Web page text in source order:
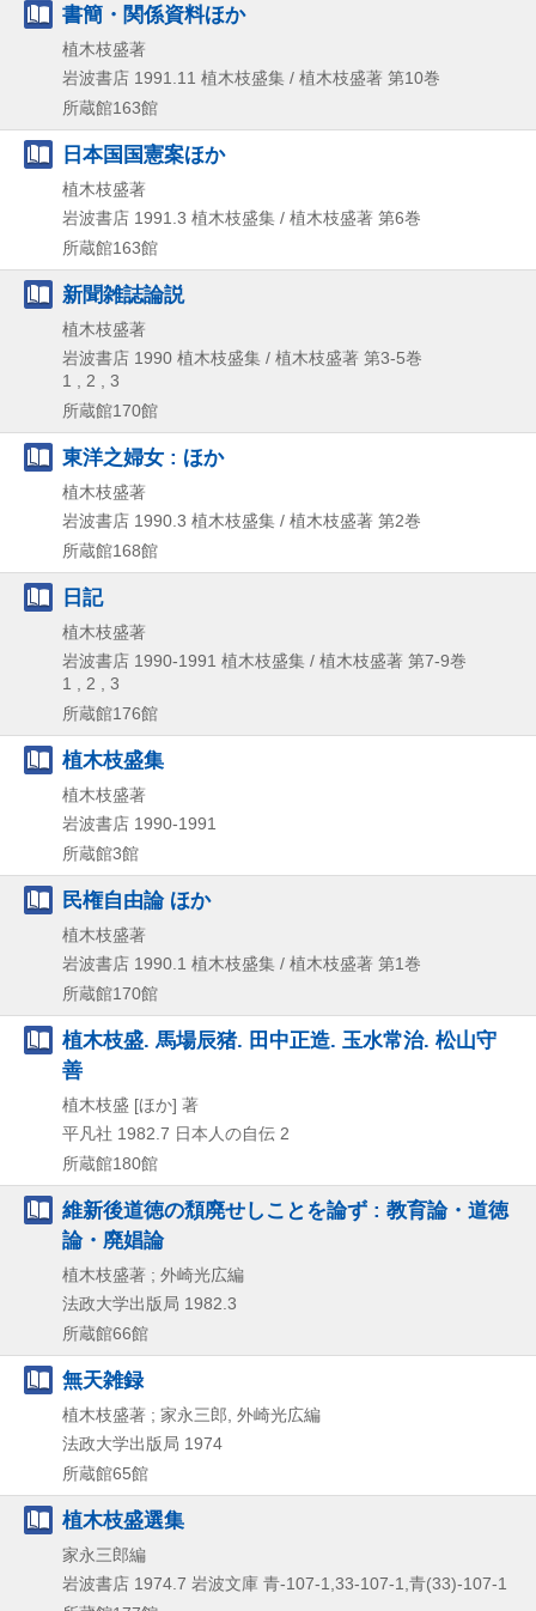
書簡・関係資料ほか
植木枝盛著
岩波書店 1991.11 植木枝盛集 / 植木枝盛著 第10巻
所蔵館163館
日本国国憲案ほか
植木枝盛著
岩波書店 1991.3 植木枝盛集 / 植木枝盛著 第6巻
所蔵館163館
新聞雑誌論説
植木枝盛著
岩波書店 1990 植木枝盛集 / 植木枝盛著 第3-5巻
1 , 2 , 3
所蔵館170館
東洋之婦女 : ほか
植木枝盛著
岩波書店 1990.3 植木枝盛集 / 植木枝盛著 第2巻
所蔵館168館
日記
植木枝盛著
岩波書店 1990-1991 植木枝盛集 / 植木枝盛著 第7-9巻
1 , 2 , 3
所蔵館176館
植木枝盛集
植木枝盛著
岩波書店 1990-1991
所蔵館3館
民権自由論 ほか
植木枝盛著
岩波書店 1990.1 植木枝盛集 / 植木枝盛著 第1巻
所蔵館170館
植木枝盛. 馬場辰猪. 田中正造. 玉水常治. 松山守
善
植木枝盛 [ほか] 著
平凡社 1982.7 日本人の自伝 2
所蔵館180館
維新後道徳の頽廃せしことを論ず : 教育論・道徳
論・廃娼論
植木枝盛著 ; 外崎光広編
法政大学出版局 1982.3
所蔵館66館
無天雑録
植木枝盛著 ; 家永三郎, 外崎光広編
法政大学出版局 1974
所蔵館65館
植木枝盛選集
家永三郎編
岩波書店 1974.7 岩波文庫 青-107-1, 33-107-1, 青(33)-107-1